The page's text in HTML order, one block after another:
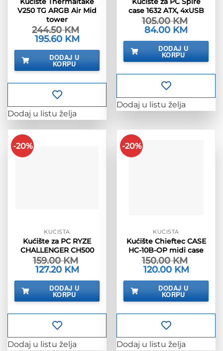
V250 TG ARGB Air Mid
tower
244.50KM
Izvorna
cijena
bila
244.50 KM.
195.60 KM
je:
DODAJ U
KORPU
Dodaj u listu želja
case 1632 ATX, 4xUSB
105.00KM
Izvorna
cijena
bila
105.00 KM.
84.00 KM
je:
84.00 KM.
DODAJ U
KORPU
Dodaj u listu želja
-20%
KUĆIŠTA
Kućište za PC RYZE
CHALLENGER CH500
159.00KM
Izvorna
bila
159.00 KM.
127.20 KM
je:
127.20 KM.
DODAJ U
KORPU
Dodaj u listu želja
-20%
KUĆIŠTA
Kućište Chieftec CASE
HC-10B-OP midi case
150.00KM
Izvorna
cijena
bila
150.00 KM.
120.00 KM
je:
DODAJ U
KORPU
Dodaj u listu želja